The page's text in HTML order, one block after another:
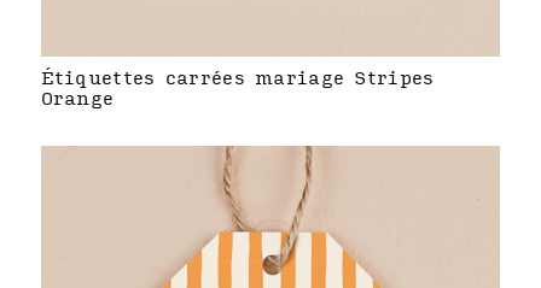
Étiquettes carrées mariage Stripes
Orange